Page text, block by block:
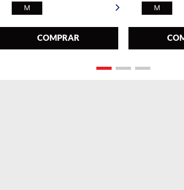
M
COMPRAR
M